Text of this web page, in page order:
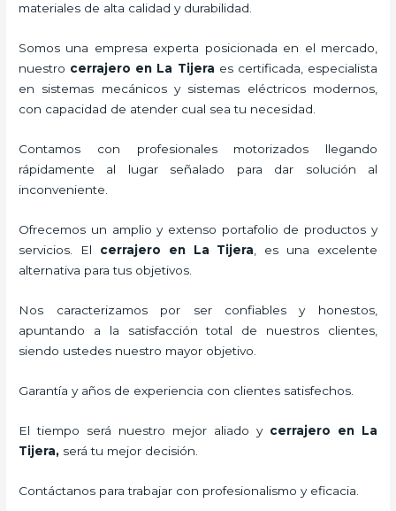
materiales de alta calidad y durabilidad.
Somos una empresa experta posicionada en el mercado,
nuestro cerrajero en La Tijera es certificada, especialista
en sistemas mecánicos y sistemas eléctricos modernos,
con capacidad de atender cual sea tu necesidad.
Contamos con profesionales motorizados llegando
rápidamente al lugar señalado para dar solución al
inconveniente.
Ofrecemos un amplio y extenso portafolio de productos y
servicios. El cerrajero en La Tijera , es una excelente
alternativa para tus objetivos.
Nos caracterizamos por ser confiables y honestos,
apuntando a la satisfacción total de nuestros clientes,
siendo ustedes nuestro mayor objetivo.
Garantía y años de experiencia con clientes satisfechos.
El tiempo será nuestro mejor aliado y cerrajero en La
Tijera, será tu mejor decisión.
Contáctanos para trabajar con profesionalismo y eficacia.